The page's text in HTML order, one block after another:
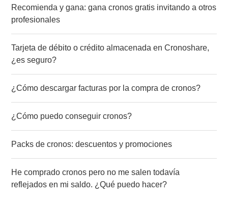
Recomienda y gana: gana cronos gratis invitando a otros
profesionales
Tarjeta de débito o crédito almacenada en Cronoshare,
¿es seguro?
¿Cómo descargar facturas por la compra de cronos?
¿Cómo puedo conseguir cronos?
Packs de cronos: descuentos y promociones
He comprado cronos pero no me salen todavía
reflejados en mi saldo. ¿Qué puedo hacer?